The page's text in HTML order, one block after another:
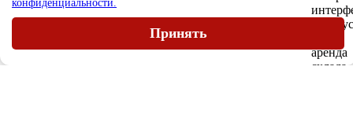
конфиденциальности.
Принять